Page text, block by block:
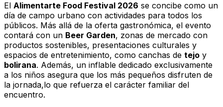
El Alimentarte Food Festival 2026 se concibe como un
día de campo urbano con actividades para todos los
públicos. Más allá de la oferta gastronómica, el evento
contará con un Beer Garden, zonas de mercado con
productos sostenibles, presentaciones culturales y
espacios de entretenimiento, como canchas de tejo y
bolirana. Además, un inflable dedicado exclusivamente
a los niños asegura que los más pequeños disfruten de
la jornada,lo que refuerza el carácter familiar del
encuentro.